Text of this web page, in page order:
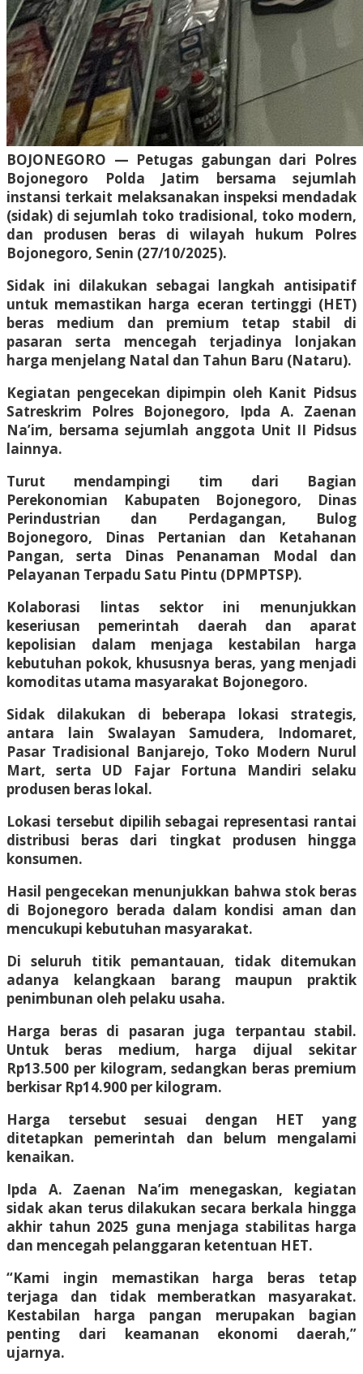
BOJONEGORO — Petugas gabungan dari Polres
Bojonegoro Polda Jatim bersama sejumlah
instansi terkait melaksanakan inspeksi mendadak
(sidak) di sejumlah toko tradisional, toko modern,
dan produsen beras di wilayah hukum Polres
Bojonegoro, Senin (27/10/2025).
Sidak ini dilakukan sebagai langkah antisipatif
untuk memastikan harga eceran tertinggi (HET)
beras medium dan premium tetap stabil di
pasaran serta mencegah terjadinya lonjakan
harga menjelang Natal dan Tahun Baru (Nataru).
Kegiatan pengecekan dipimpin oleh Kanit Pidsus
Satreskrim Polres Bojonegoro, Ipda A. Zaenan
Na’im, bersama sejumlah anggota Unit II Pidsus
lainnya.
Turut mendampingi tim dari Bagian
Perekonomian Kabupaten Bojonegoro, Dinas
Perindustrian dan Perdagangan, Bulog
Bojonegoro, Dinas Pertanian dan Ketahanan
Pangan, serta Dinas Penanaman Modal dan
Pelayanan Terpadu Satu Pintu (DPMPTSP).
Kolaborasi lintas sektor ini menunjukkan
keseriusan pemerintah daerah dan aparat
kepolisian dalam menjaga kestabilan harga
kebutuhan pokok, khususnya beras, yang menjadi
komoditas utama masyarakat Bojonegoro.
Sidak dilakukan di beberapa lokasi strategis,
antara lain Swalayan Samudera, Indomaret,
Pasar Tradisional Banjarejo, Toko Modern Nurul
Mart, serta UD Fajar Fortuna Mandiri selaku
produsen beras lokal.
Lokasi tersebut dipilih sebagai representasi rantai
distribusi beras dari tingkat produsen hingga
konsumen.
Hasil pengecekan menunjukkan bahwa stok beras
di Bojonegoro berada dalam kondisi aman dan
mencukupi kebutuhan masyarakat.
Di seluruh titik pemantauan, tidak ditemukan
adanya kelangkaan barang maupun praktik
penimbunan oleh pelaku usaha.
Harga beras di pasaran juga terpantau stabil.
Untuk beras medium, harga dijual sekitar
Rp13.500 per kilogram, sedangkan beras premium
berkisar Rp14.900 per kilogram.
Harga tersebut sesuai dengan HET yang
ditetapkan pemerintah dan belum mengalami
kenaikan.
Ipda A. Zaenan Na’im menegaskan, kegiatan
sidak akan terus dilakukan secara berkala hingga
akhir tahun 2025 guna menjaga stabilitas harga
dan mencegah pelanggaran ketentuan HET.
“Kami ingin memastikan harga beras tetap
terjaga dan tidak memberatkan masyarakat.
Kestabilan harga pangan merupakan bagian
penting dari keamanan ekonomi daerah,”
ujarnya.